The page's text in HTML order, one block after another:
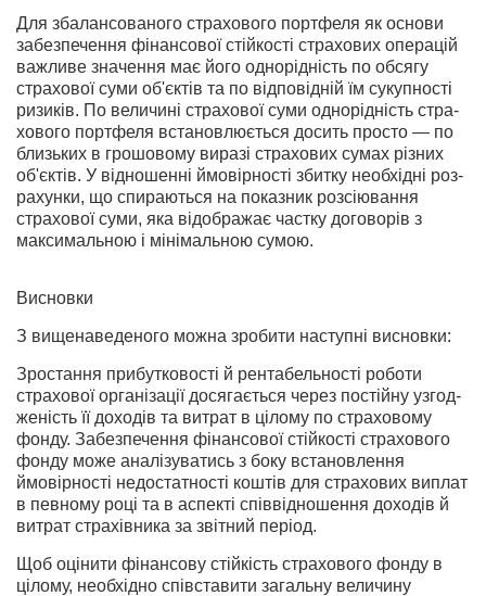
Для збалансованого страхового портфеля як основи
забезпечення фінансової стійкості страхових операцій
важливе значення має його однорідність по обсягу
стра­хової суми об'єктів та по відповідній їм сукупності
ризиків. По величині страхової суми однорідність стра­
хового портфеля встановлюється досить просто — по
близьких в грошовому виразі страхових сумах різних
об'єктів. У відношенні ймовірності збитку необхідні роз­
рахунки, що спираються на показник розсіювання
страхової суми, яка відображає частку договорів з
максимальною і мінімальною сумою.
Висновки
З вищенаведеного можна зробити наступні висновки:
Зростання прибутковості й рентабельності роботи
страхової організації досягається через постійну узгод­
женість її доходів та витрат в цілому по страховому
фонду. Забезпечення фінансової стійкості страхового
фонду може аналізуватись з боку встановлення
ймовірності недостатності коштів для страхових виплат
в певному році та в аспекті співвідношення доходів й
витрат страхівника за звітний період.
Щоб оцінити фінансову стійкість страхового фонду в
цілому, необхідно співставити загальну величину